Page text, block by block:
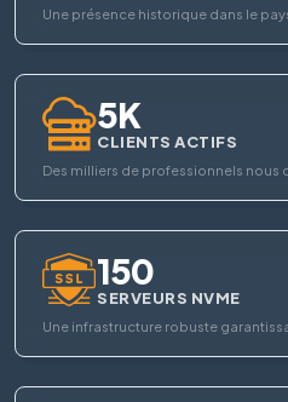
Une présence historique dans le
5K
CLIENTS ACTIFS
Des milliers de professionnels nous
150
SERVEURS NVME
Une infrastructure robuste